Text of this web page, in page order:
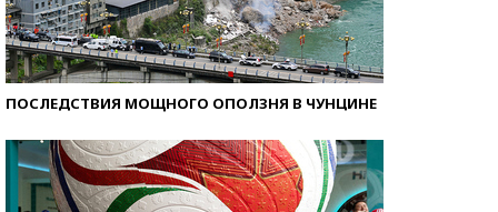
ПОСЛЕДСТВИЯ МОЩНОГО ОПОЛЗНЯ В ЧУНЦИНЕ